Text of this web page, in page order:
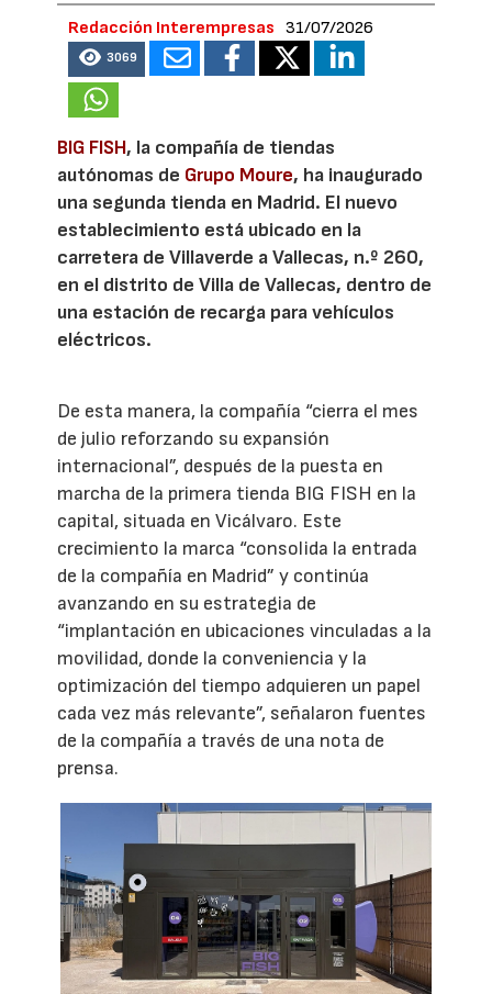
Redacción Interempresas 31/07/2026
3069
BIG FISH, la compañía de tiendas
autónomas de Grupo Moure, ha inaugurado
una segunda tienda en Madrid. El nuevo
establecimiento está ubicado en la
carretera de Villaverde a Vallecas, n.º 260,
en el distrito de Villa de Vallecas, dentro de
una estación de recarga para vehículos
eléctricos.
De esta manera, la compañía “cierra el mes
de julio reforzando su expansión
internacional”, después de la puesta en
marcha de la primera tienda BIG FISH en la
capital, situada en Vicálvaro. Este
crecimiento la marca “consolida la entrada
de la compañía en Madrid” y continúa
avanzando en su estrategia de
“implantación en ubicaciones vinculadas a la
movilidad, donde la conveniencia y la
optimización del tiempo adquieren un papel
cada vez más relevante”, señalaron fuentes
de la compañía a través de una nota de
prensa.